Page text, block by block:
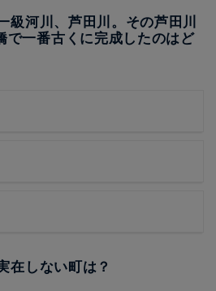
級河川、芦田川。その芦田川
で一番古くに完成したのはど
在しない町は？